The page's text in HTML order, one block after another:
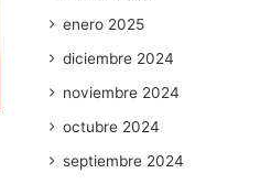
enero 2025
diciembre 2024
noviembre 2024
octubre 2024
septiembre 2024